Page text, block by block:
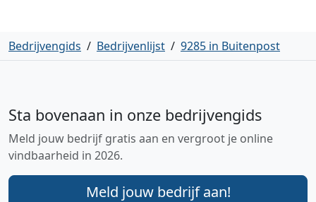
Bedrijvengids / Bedrijvenlijst / 9285 in Buitenpost
Sta bovenaan in onze bedrijvengids
Meld jouw bedrijf gratis aan en vergroot je online
vindbaarheid in 2026.
Meld jouw bedrijf aan!